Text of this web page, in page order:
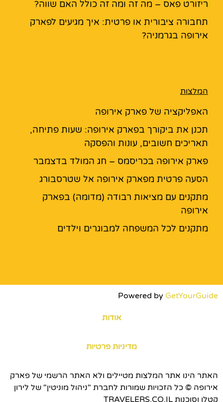
ריזורט פאס – מה זה ומה זה כולל האם שווה?
תחבורה ציבורית או פרטית: איך מגיעים לפארק
אירופה בגרמניה?
המלצות
האפליקציה של פארק אירופה
תכנן את ביקורך בפארק אירופה: שעות פתיחה,
תאריכים חשובים, עונות והפסקה
פארק אירופה בכריסמס – חג המולד בדצמבר
הסעה פרטית מפארק אירופה אל שטרסבורג
מתקנים עם מציאות רבודה (מדומה) בפארק
אירופה
מתקנים לכל המשפחה למבוגרים וילדים
Powered by GetYourGuide
אודות
מדיניות פרטיות
האתר הינו אתר המלצות מטיילים ולא האתר הרשמי של פארק
אירופה © כל הזכויות שמורות לחברת "ניהול מוניטין" של לירון
קטלן וסוכנות TRAVELERS.CO.IL